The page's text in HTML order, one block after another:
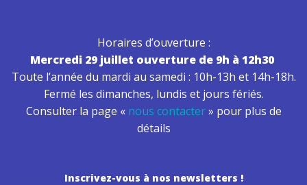
Horaires d’ouverture :
Mercredi 29 juillet ouverture de 9h à 12h30
Toute l’année du mardi au samedi : 10h-13h et 14h-18h.
Fermé les dimanches, lundis et jours fériés.
Consulter la page « nous contacter» pour plus de
détails
Inscrivez-vous à nos newsletters !